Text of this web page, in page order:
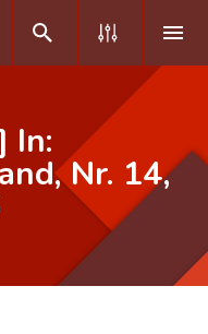
In:
Nr. 14,